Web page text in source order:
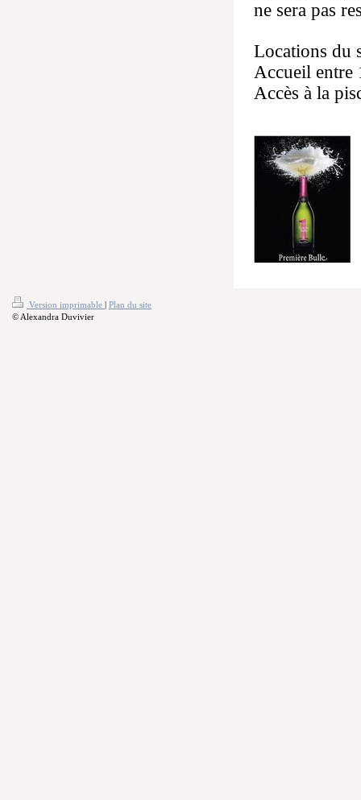
ne sera pas
Locations du
Accueil entre
Accès à la
Version imprimable | Plan du site
© Alexandra Duvivier